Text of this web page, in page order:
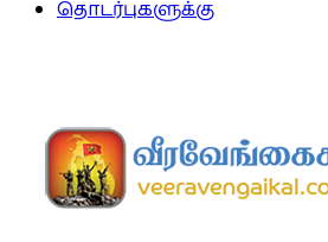
தொடர்புகளுக்கு